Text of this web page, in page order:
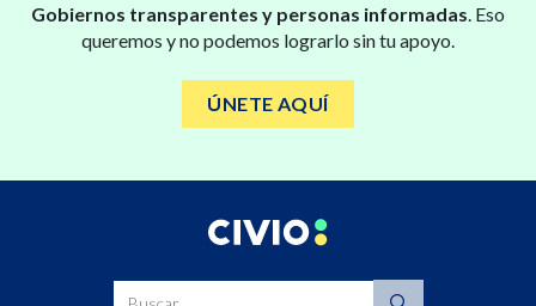
Gobiernos transparentes y personas informadas. Eso
queremos y no podemos lograrlo sin tu apoyo.
ÚNETE AQUÍ